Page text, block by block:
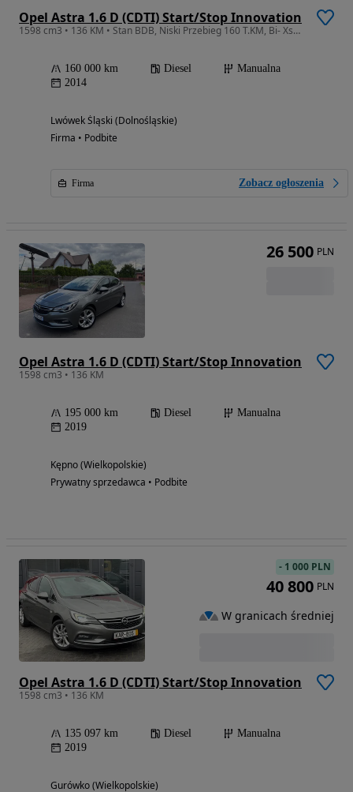
Opel Astra 1.6 D (CDTI) Start/Stop Innovation
1598 cm3 • 136 KM • Stan BDB, Niski Przebieg 160 T.KM, Bi- Xsenon, Navi, Serwis, Zadbana
160 000 km Diesel
Manualna
2014
Lwówek Śląski (Dolnośląskie)
Firma • Podbite
Firma Zobacz ogłoszenia
Opel Astra 1.6 D (CDTI) Start/Stop Innovation
1598 cm3 • 136 KM
195 000 km Diesel
Manualna
2019
Kępno (Wielkopolskie)
Prywatny sprzedawca • Podbite
26 500 PLN
Opel Astra 1.6 D (CDTI) Start/Stop Innovation
1598 cm3 • 136 KM
135 097 km Diesel
Manualna
2019
Gurówko (Wielkopolskie)
- 1 000 PLN
40 800 PLN
W granicach średniej